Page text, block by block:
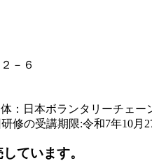
－６
：日本ボランタリーチェー
修の受講期限:令和7年10月
ています。